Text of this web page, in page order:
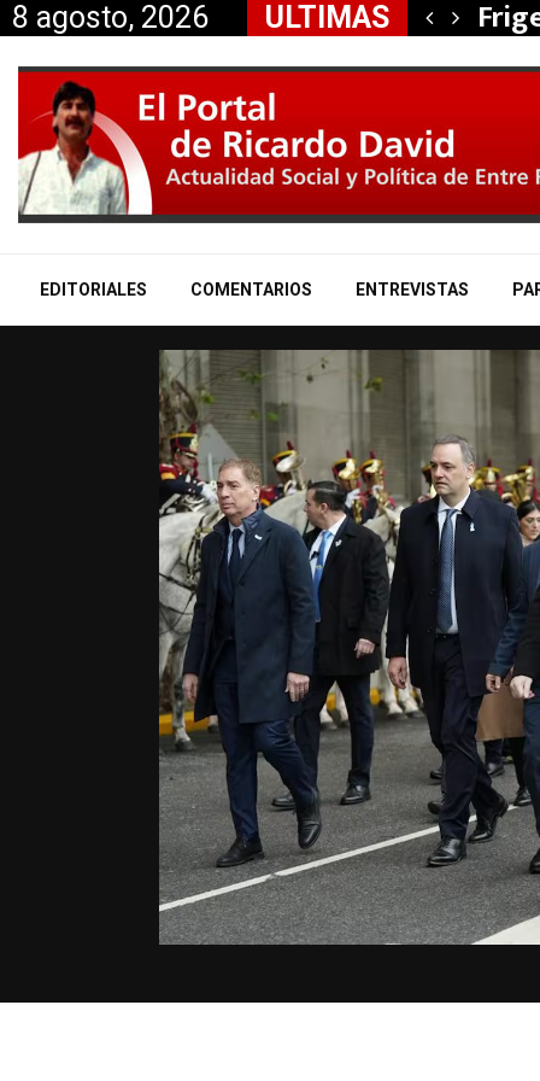
8 agosto, 2026 ULTIMAS
Miranda anunció…
EDITORIALES COMENTARIOS ENTREVISTAS